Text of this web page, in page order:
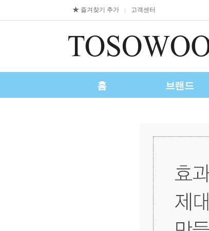
즐겨찾기 추가 | 고객센터
홈 브랜드